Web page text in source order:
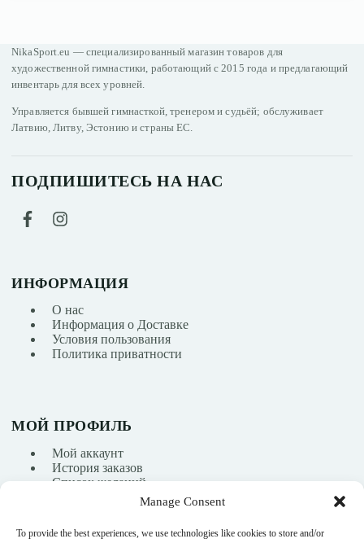
Manage Consent
To provide the best experiences, we use technologies like cookies to store and/or
NikaSport.eu — специализированный магазин товаров для
художественной гимнастики, работающий с 2015 года и предлагающий
инвентарь для всех уровней.
Управляется бывшей гимнасткой, тренером и судьёй; обслуживает
Латвию, Литву, Эстонию и страны ЕС.
ПОДПИШИТЕСЬ НА НАС
ИНФОРМАЦИЯ
О нас
Информация о Доставке
Условия пользования
Политика приватности
МОЙ ПРОФИЛЬ
Мой аккаунт
История заказов
Список желаний
info@nikasport.eu